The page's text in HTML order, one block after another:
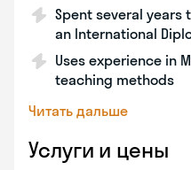
Spent several years
an International
Uses experience in
teaching methods
Читать дальше
Услуги и цены